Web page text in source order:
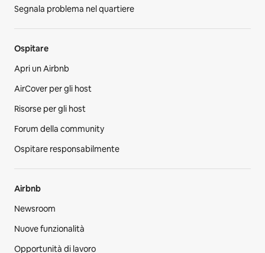
Segnala problema nel quartiere
Ospitare
Apri un Airbnb
AirCover per gli host
Risorse per gli host
Forum della community
Ospitare responsabilmente
Airbnb
Newsroom
Nuove funzionalità
Opportunità di lavoro